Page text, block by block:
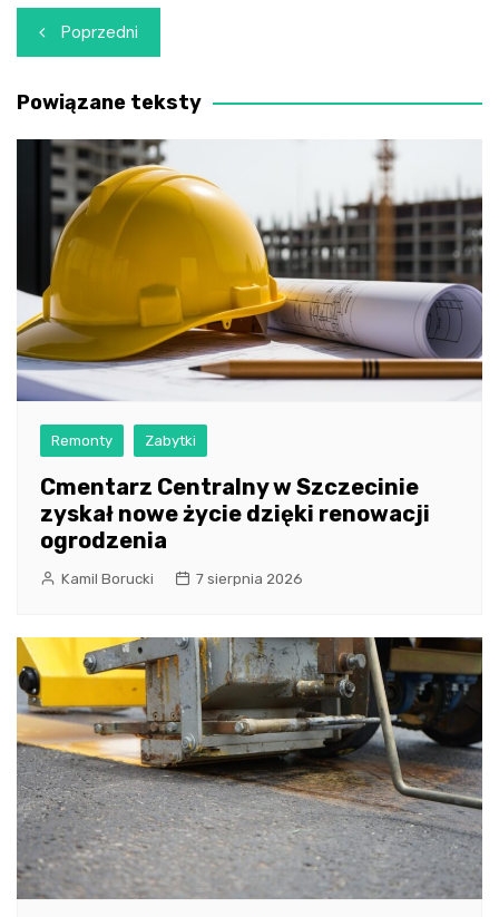
Nawigacja
wpisu
Poprzedni
Powiązane teksty
Remonty Zabytki
Cmentarz Centralny w Szczecinie
zyskał nowe życie dzięki renowacji
ogrodzenia
Kamil Borucki 7 sierpnia 2026